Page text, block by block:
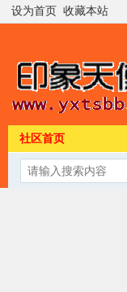
设为首页 收藏本站
社区首页